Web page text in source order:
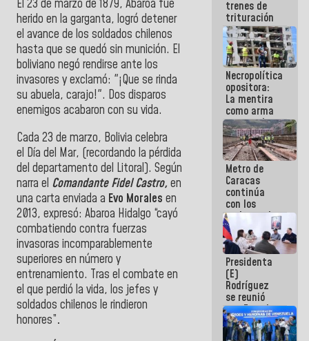
El 23 de marzo de 1879, Abaroa fue
herido en la garganta, logró detener
el avance de los soldados chilenos
hasta que se quedó sin munición. El
boliviano negó rendirse ante los
invasores y exclamó: "¡Que se rinda
su abuela, carajo!". Dos disparos
enemigos acabaron con su vida.
Cada 23 de marzo, Bolivia celebra
el Día del Mar, (recordando la pérdida
del departamento del Litoral). Según
narra el Comandante Fidel Castro, en
una carta enviada a Evo Morales en
2013, expresó: Abaroa Hidalgo “cayó
combatiendo contra fuerzas
invasoras incomparablemente
superiores en número y
entrenamiento. Tras el combate en
el que perdió la vida, los jefes y
soldados chilenos le rindieron
honores”.
trenes de
trituración
para
optimizar
manejo de
escombros
en La Guaira
Necropolítica
opositora:
La mentira
como arma
contra el
Pueblo
Metro de
Caracas
continúa
con los
trabajos de
mantenimiento
e inspección
en la Línea 2
Presidenta
(E)
Rodríguez
se reunió
con Estado
Mayor
Eléctrico